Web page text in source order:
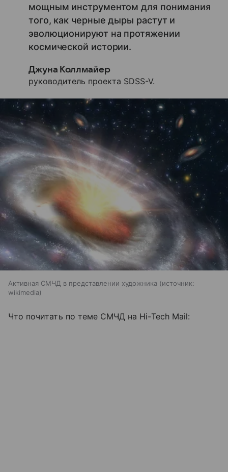
мощным инструментом для понимания
того, как черные дыры растут и
эволюционируют на протяжении
космической истории.
Джуна Коллмайер
руководитель проекта SDSS-V.
Активная СМЧД в представлении художника
источник:
wikimedia
Что почитать по теме СМЧД на Hi-Tech Mail: